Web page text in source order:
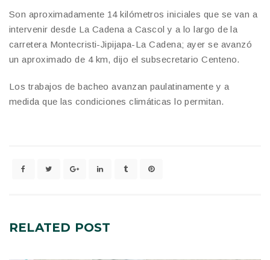
Son aproximadamente 14 kilómetros iniciales que se van a
intervenir desde La Cadena a Cascol y a lo largo de la
carretera Montecristi-Jipijapa-La Cadena; ayer se avanzó
un aproximado de 4 km, dijo el subsecretario Centeno.
Los trabajos de bacheo avanzan paulatinamente y a
medida que las condiciones climáticas lo permitan.
RELATED POST